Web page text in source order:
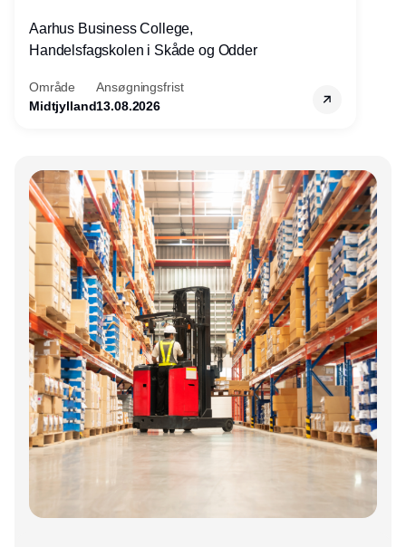
Aarhus Business College,
Handelsfagskolen i Skåde og Odder
Område
Midtjylland
Ansøgningsfrist
13.08.2026
Annonce